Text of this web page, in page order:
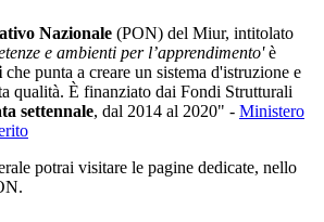
Nazionale (PON) del Miur, intitolato
e ambienti per l’apprendimento'è
che punta a creare un sistema d'istruzione e
qualità. È finanziato dai Fondi Strutturali
settennale, dal 2014 al 2020" - Ministero
potrai visitare le pagine dedicate, nello